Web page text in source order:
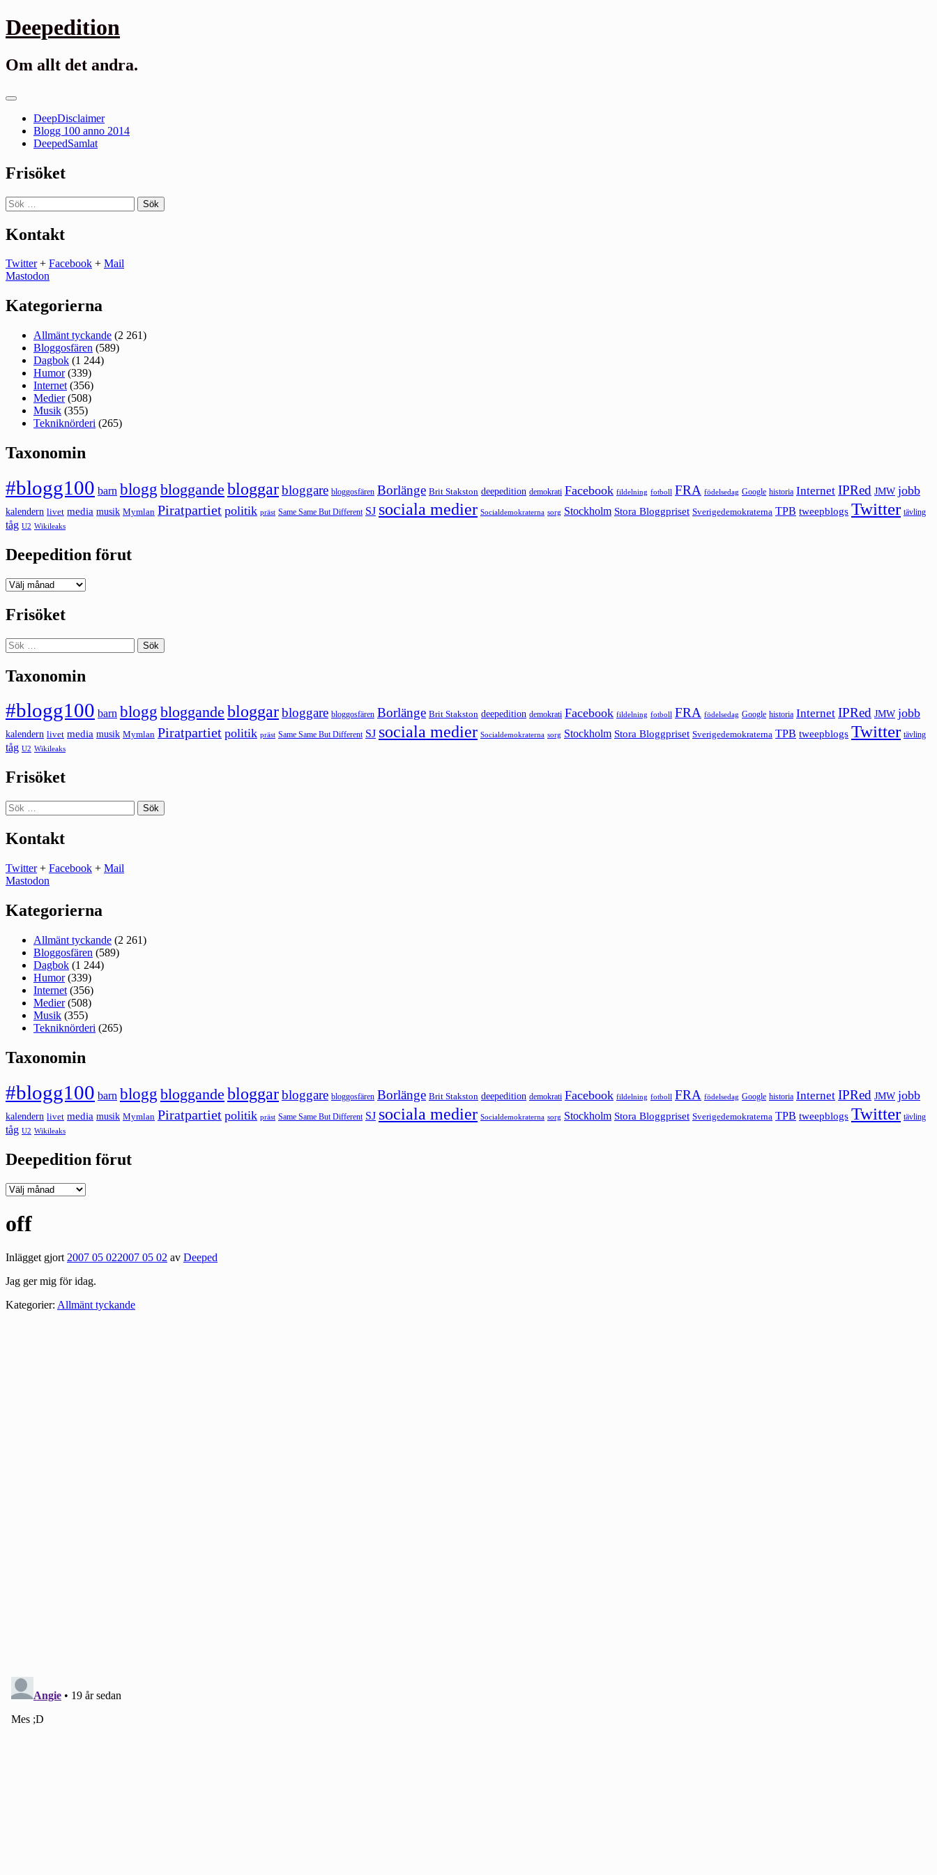
Gå
till
Deepedition
Om allt det andra.
Primär
DeepDisclaimer
Blogg 100 anno 2014
DeepedSamlat
Frisöket
Sök
efter:
Kontakt
Twitter+ Facebook + Mail
Mastodon
Kategorierna
Allmänt tyckande (2 261)
Bloggosfären (589)
Dagbok (1 244)
Humor(339)
Internet (356)
Medier(508)
Musik (355)
Tekniknörderi (265)
Taxonomin
#blogg100 barn blogg bloggande bloggarbloggare bloggosfären Borlänge Brit Stakston deepedition demokrati Facebook fildelning fotboll FRA födelsedag Google historia Internet IPRed JMW jobb
kalendern livet media musik Mymlan Piratpartiet politik präst Same Same But Different SJ sociala medier Socialdemokraterna sorg Stockholm Stora Bloggpriset Sverigedemokraterna TPB tweepblogs Twitter tävling
tåg U2 Wikileaks
Deepedition förut
Deepedition
Frisöket
Sök
efter:
Taxonomin
#blogg100 barn blogg bloggande bloggarbloggare bloggosfären Borlänge Brit Stakston deepedition demokrati Facebook fildelning fotboll FRA födelsedag Google historia Internet IPRed JMW jobb
kalendern livet media musik Mymlan Piratpartiet politik präst Same Same But Different SJ sociala medier Socialdemokraterna sorg Stockholm Stora Bloggpriset Sverigedemokraterna TPB tweepblogs Twitter tävling
tåg U2 Wikileaks
Frisöket
Sök
efter:
Kontakt
Twitter+ Facebook + Mail
Mastodon
Kategorierna
Allmänt tyckande (2 261)
Bloggosfären (589)
Dagbok (1 244)
Humor(339)
Internet (356)
Medier(508)
Musik (355)
Tekniknörderi (265)
Taxonomin
#blogg100 barn blogg bloggande bloggarbloggare bloggosfären Borlänge Brit Stakston deepedition demokrati Facebook fildelning fotboll FRA födelsedag Google historia Internet IPRed JMW jobb
kalendern livet media musik Mymlan Piratpartiet politik präst Same Same But Different SJ sociala medier Socialdemokraterna sorg Stockholm Stora Bloggpriset Sverigedemokraterna TPB tweepblogs Twitter tävling
tåg U2 Wikileaks
Deepedition förut
Deepedition
off
Inlägget gjort2007 05 022007 05 02 av Deeped
Jag ger mig för idag.
Kategorier: Allmänt tyckande